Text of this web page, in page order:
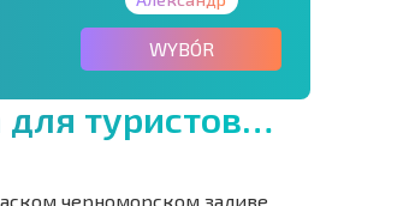
WYBÓR
для туристов…
черноморском заливе